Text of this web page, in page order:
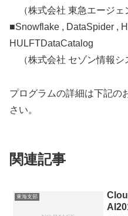
（株式会社 東急エージェ
■Snowflake , DataSpider ,
HULFTDataCatalog
（株式会社 セゾン情報シ
プログラムの詳細は下記の
さい。
関連記事
東海支部